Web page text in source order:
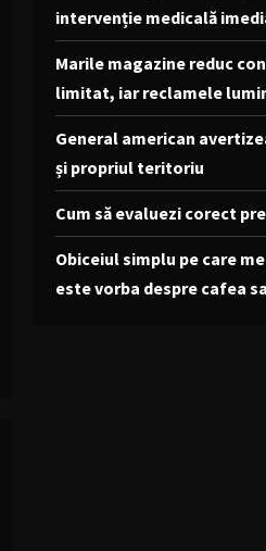
intervenție medicală
Marile magazine reduc
limitat, iar reclamele
General american
și propriul teritoriu
Cum să evaluezi corect
Obiceiul simplu pe care
este vorba despre cafea